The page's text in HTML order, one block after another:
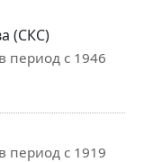
(СКС)
период с 1946
период с 1919